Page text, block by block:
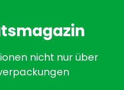
nicht nur über